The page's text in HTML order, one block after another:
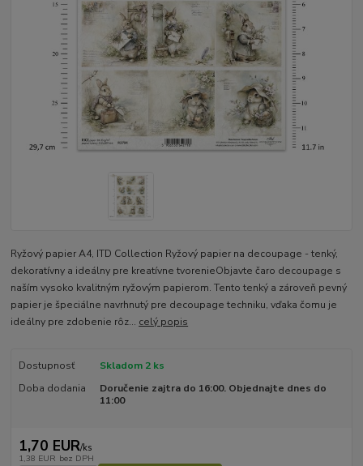
Ryžový papier A4, ITD Collection Ryžový papier na decoupage - tenký,
dekoratívny a ideálny pre kreatívne tvorenieObjavte čaro decoupage s
naším vysoko kvalitným ryžovým papierom. Tento tenký a zároveň pevný
papier je špeciálne navrhnutý pre decoupage techniku, vďaka čomu je
ideálny pre zdobenie rôz... celý popis
Dostupnosť
Skladom 2 ks
Doba dodania
Doručenie zajtra do 16:00. Objednajte dnes do
11:00
1,70 EUR/ks
1,38 EUR bez DPH